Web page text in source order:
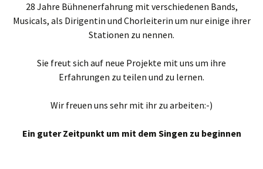
28 Jahre Bühnenerfahrung mit verschiedenen Bands,
Musicals, als Dirigentin und Chorleiterin um nur einige ihrer
Stationen zu nennen.
Sie freut sich auf neue Projekte mit uns um ihre
Erfahrungen zu teilen und zu lernen.
Wir freuen uns sehr mit ihr zu arbeiten:-)
Ein guter Zeitpunkt um mit dem Singen zu beginnen